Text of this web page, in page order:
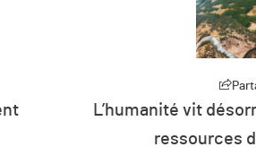
Plus de 26 % de